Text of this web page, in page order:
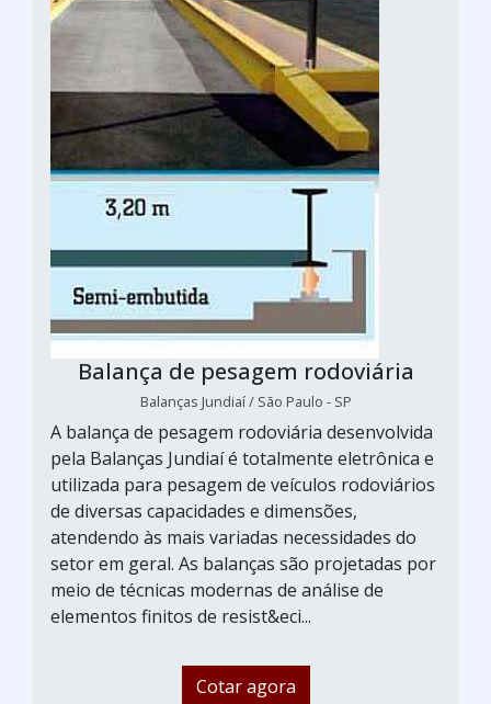
Balança de pesagem rodoviária
Balanças Jundiaí / São Paulo - SP
A balança de pesagem rodoviária desenvolvida
pela Balanças Jundiaí é totalmente eletrônica e
utilizada para pesagem de veículos rodoviários
de diversas capacidades e dimensões,
atendendo às mais variadas necessidades do
setor em geral. As balanças são projetadas por
meio de técnicas modernas de análise de
elementos finitos de resist&eci...
Cotar agora